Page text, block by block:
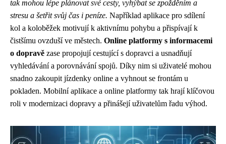
tak mohou lépe plánovat své cesty, vyhýbat se zpožděním a
stresu a šetřit svůj čas i peníze. Například aplikace pro sdílení
kol a koloběžek motivují k aktivnímu pohybu a přispívají k
čistšímu ovzduší ve městech. Online platformy s informacemi
o dopravě zase propojují cestující s dopravci a usnadňují
vyhledávání a porovnávání spojů. Díky nim si uživatelé mohou
snadno zakoupit jízdenky online a vyhnout se frontám u
pokladen. Mobilní aplikace a online platformy tak hrají klíčovou
roli v modernizaci dopravy a přinášejí uživatelům řadu výhod.